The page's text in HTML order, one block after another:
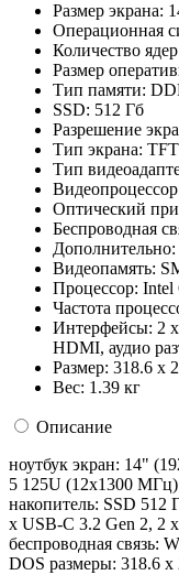
Размер экрана:
Операционная
Количество
Размер
Тип памяти:
SSD: 512 Гб
Разрешение
Тип экрана:
Тип
Оптический
Беспроводная
Дополнительно:
Видеопамять:
Процессор: Intel
Частота
Интерфейсы: 2
HDMI, аудио
Размер: 318.6 x
Вес: 1.39 кг
Описание
ноутбук экран: 14"
5 125U (12x1300
накопитель: SSD 512
x USB-C 3.2 Gen 2, 2
беспроводная связь:
DOS pазмеры: 318.6 x